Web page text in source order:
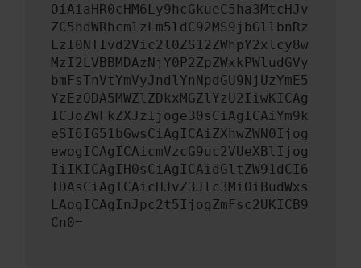
OiAiaHR0cHM6Ly9hcGkueC5ha3MtcHJv
ZC5hdWRhcmlzLm5ldC92MS9jbGllbnRz
LzI0NTIvd2Vic2l0ZS12ZWhpY2xlcy8w
MzI2LVBBMDAzNjY0P2ZpZWxkPWludGVy
bmFsTnVtYmVyJndlYnNpdGU9NjUzYmE5
YzEzODA5MWZlZDkxMGZlYzU2IiwKICAg
ICJoZWFkZXJzIjoge30sCiAgICAiYm9k
eSI6IG51bGwsCiAgICAiZXhwZWN0Ijog
ewogICAgICAicmVzcG9uc2VUeXBlIjog
IiIKICAgIH0sCiAgICAidGltZW91dCI6
IDAsCiAgICAicHJvZ3Jlc3MiOiBudWxs
LAogICAgInJpc2t5IjogZmFsc2UKICB9
Cn0=